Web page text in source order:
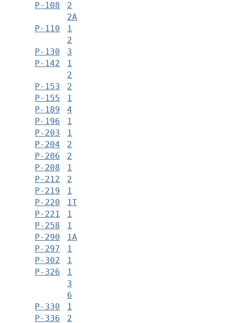
Р-108
2
2А
Р-110
1
2
Р-130
3
Р-142
1
2
Р-153
2
Р-155
1
Р-189
4
Р-196
1
Р-203
1
Р-204
2
Р-206
2
Р-208
1
Р-212
2
Р-219
1
Р-220
1Т
Р-221
1
Р-258
1
Р-290
1А
Р-297
1
Р-302
1
Р-326
1
3
6
Р-330
1
Р-336
2